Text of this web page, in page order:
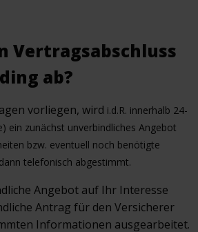
Vertragsabschluss
ab?
vorliegen, wird i.d.R. innerhalb 24-
ein zunächst unverbindliches Angebot
bzw. eventuell noch benötigte
telefonisch abgestimmt.
Angebot auf Ihr Interesse
Antrag für den Versicherer
Informationen ausgearbeitet.